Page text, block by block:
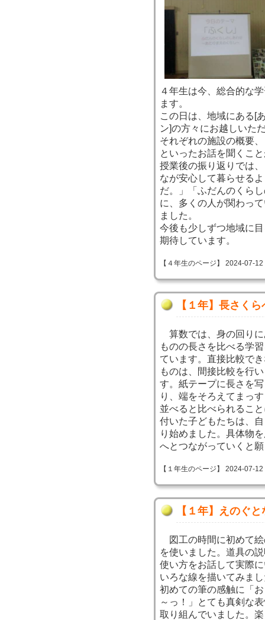
４年生は今、総合的な
ます。
この日は、地域にある[
ン]の方々にお越しいた
それぞれの施設の概要
といったお話を聞くこ
授業後の振り返りでは
なが安心して暮らせる
だ。」「ふだんのくら
に、多くの人が関わっ
ました。
今後も少しずつ地域に
期待しています。
【４年生のページ】 2024-07-
【１年】長さくら
算数では、身の回りに
ものの長さを比べる学
ています。直接比較で
ものは、間接比較を行
す。紙テープに長さを
り、端をそろえてまっ
並べると比べられるこ
付いた子どもたちは、
り始めました。具体物
へとつながっていくと
【１年生のページ】 2024-07-
【１年】えのぐ
図工の時間に初めて絵
を使いました。道具の
使い方をお話して実際
いろな線を描いてみま
初めての筆の感触に「
～っ！」とても真剣な
取り組んでいました。